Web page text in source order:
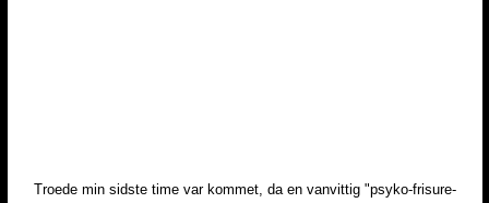
Troede min sidste time var kommet, da en vanvittig "psyko-frisure-